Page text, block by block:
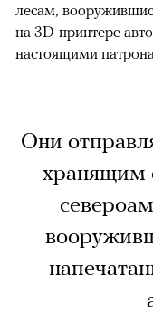
лесам,
на 3D-принтере
настоящими
Они
хранящим